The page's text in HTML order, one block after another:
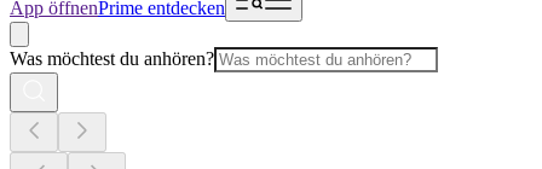
App öffnenPrime entdecken
Was möchtest du anhören?